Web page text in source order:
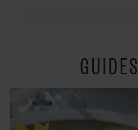
fredeligt”
GUIDES